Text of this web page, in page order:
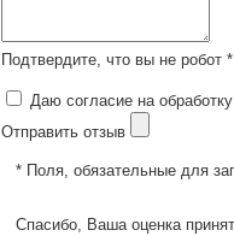
Подтвердите, что вы не робот *
Даю согласие на
Отправить отзыв
* Поля, обязательные для
Спасибо, Ваша оценка